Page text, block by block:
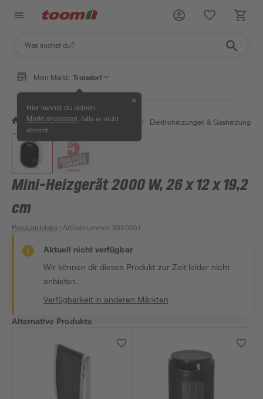
Mein Markt: Troisdorf
Hier kannst du deinen
Markt anpassen , falls er nicht
stimmt.
✕
/ Bauen & Renovieren / Heizen / Elektroheizungen & Gasheizungen
Mini-Heizgerät 2000 W, 26 x 12 x 19,2
cm
Produktdetails | Artikelnummer:9350551
Aktuell nicht verfügbar
Wir können dir dieses Produkt zur Zeit leider nicht
anbieten.
Verfügbarkeit in anderen Märkten
Alternative Produkte